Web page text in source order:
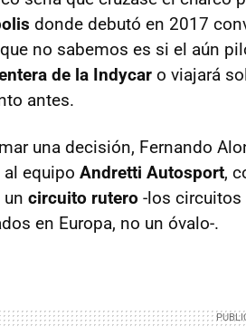
donde debutó en 2017
no sabemos es si el aún
de la Indycar o viajará
antes.
una decisión, Fernando
equipo Andretti Autosport,
un circuito rutero -los circuitos
en Europa, no un óvalo-.